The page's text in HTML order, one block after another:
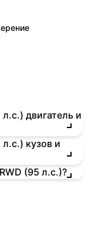
двигатель и
кузов и
(95 л.с.)?